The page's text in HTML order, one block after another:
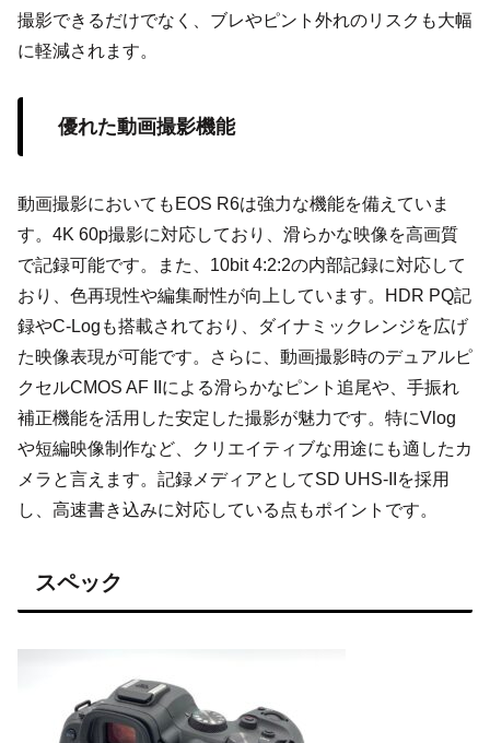
撮影できるだけでなく、ブレやピント外れのリスクも大幅
に軽減されます。
優れた動画撮影機能
動画撮影においてもEOS R6は強力な機能を備えていま
す。4K 60p撮影に対応しており、滑らかな映像を高画質
で記録可能です。また、10bit 4:2:2の内部記録に対応して
おり、色再現性や編集耐性が向上しています。HDR PQ記
録やC-Logも搭載されており、ダイナミックレンジを広げ
た映像表現が可能です。さらに、動画撮影時のデュアルピ
クセルCMOS AF IIによる滑らかなピント追尾や、手振れ
補正機能を活用した安定した撮影が魅力です。特にVlog
や短編映像制作など、クリエイティブな用途にも適したカ
メラと言えます。記録メディアとしてSD UHS-IIを採用
し、高速書き込みに対応している点もポイントです。
スペック